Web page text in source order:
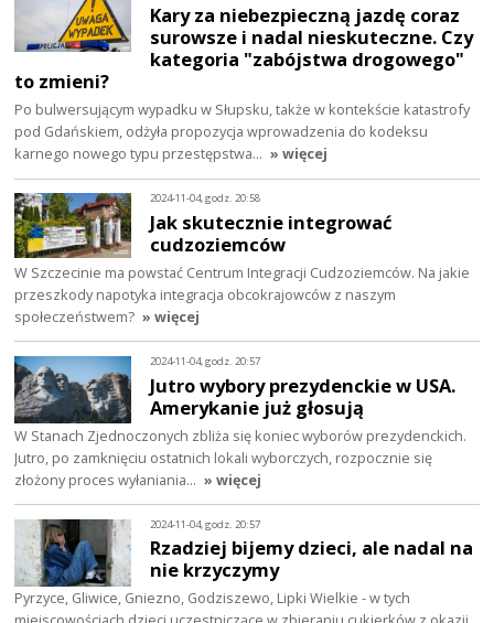
Kary za niebezpieczną jazdę coraz
surowsze i nadal nieskuteczne. Czy
kategoria "zabójstwa drogowego"
to zmieni?
Po bulwersującym wypadku w Słupsku, także w kontekście katastrofy
pod Gdańskiem, odżyła propozycja wprowadzenia do kodeksu
karnego nowego typu przestępstwa… » więcej
2024-11-04, godz. 20:58
Jak skutecznie integrować
cudzoziemców
W Szczecinie ma powstać Centrum Integracji Cudzoziemców. Na jakie
przeszkody napotyka integracja obcokrajowców z naszym
społeczeństwem? » więcej
2024-11-04, godz. 20:57
Jutro wybory prezydenckie w USA.
Amerykanie już głosują
W Stanach Zjednoczonych zbliża się koniec wyborów prezydenckich.
Jutro, po zamknięciu ostatnich lokali wyborczych, rozpocznie się
złożony proces wyłaniania… » więcej
2024-11-04, godz. 20:57
Rzadziej bijemy dzieci, ale nadal na
nie krzyczymy
Pyrzyce, Gliwice, Gniezno, Godziszewo, Lipki Wielkie - w tych